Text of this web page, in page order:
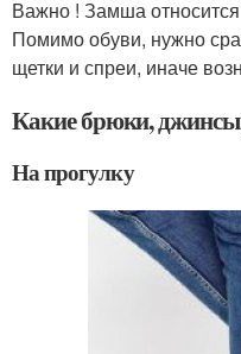
Важно ! Замша
Помимо обуви, нужно
щетки и спреи, иначе
Какие брюки,
На прогулку